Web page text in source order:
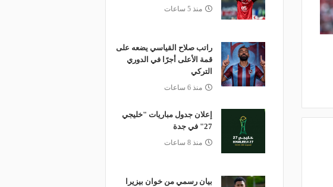
منذ 5 ساعات
راتب صلاح القياسي يضعه على
قمة الأعلى أجرًا في الدوري
التركي
منذ 6 ساعات
إعلان جدول مباريات "خليجي
27" في جدة
منذ 8 ساعات
بيان رسمي من خوان بيزيرا